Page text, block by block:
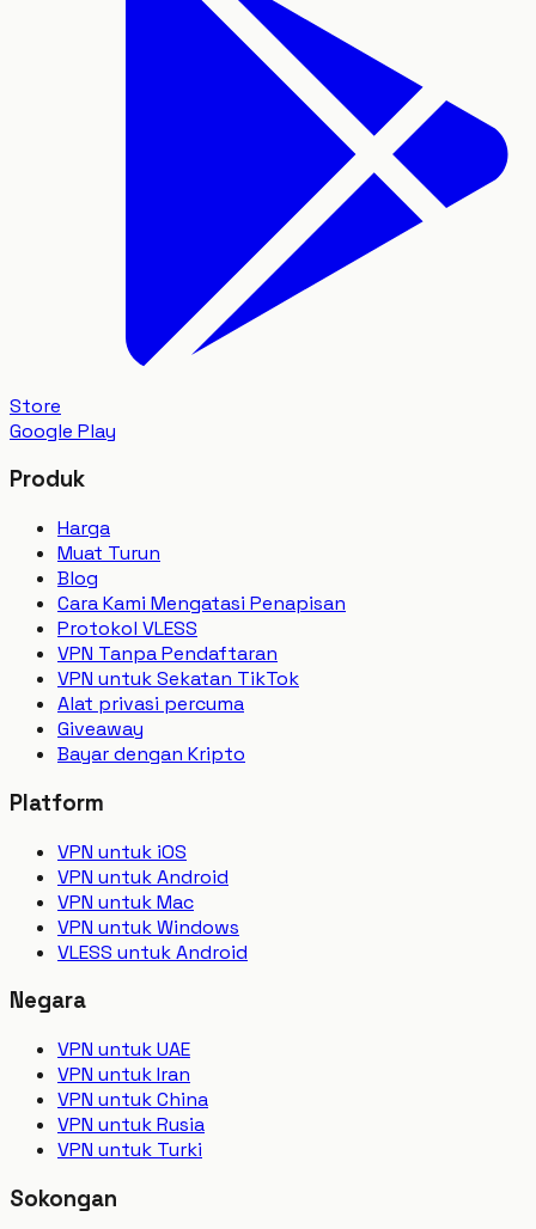
Store
Google Play
Produk
Harga
Muat Turun
Blog
Cara Kami Mengatasi Penapisan
Protokol VLESS
VPN Tanpa Pendaftaran
VPN untuk Sekatan TikTok
Alat privasi percuma
Giveaway
Bayar dengan Kripto
Platform
VPN untuk iOS
VPN untuk Android
VPN untuk Mac
VPN untuk Windows
VLESS untuk Android
Negara
VPN untuk UAE
VPN untuk Iran
VPN untuk China
VPN untuk Rusia
VPN untuk Turki
Sokongan